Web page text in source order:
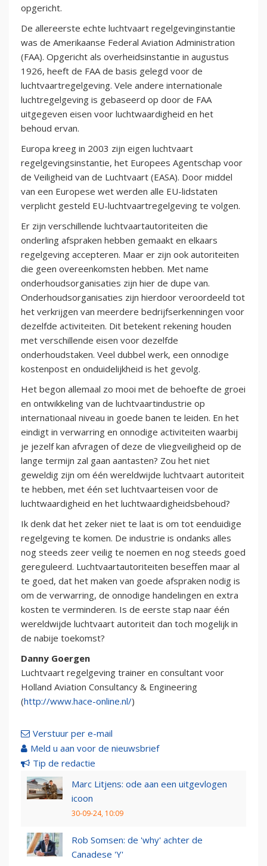
opgericht.
De allereerste echte luchtvaart regelgevinginstantie
was de Amerikaanse Federal Aviation Administration
(FAA). Opgericht als overheidsinstantie in augustus
1926, heeft de FAA de basis gelegd voor de
luchtvaartregelgeving. Vele andere internationale
luchtregelgeving is gebaseerd op door de FAA
uitgegeven eisen voor luchtwaardigheid en het
behoud ervan.
Europa kreeg in 2003 zijn eigen luchtvaart
regelgevingsinstantie, het Europees Agentschap voor
de Veiligheid van de Luchtvaart (EASA). Door middel
van een Europese wet werden alle EU-lidstaten
verplicht gesteld EU-luchtvaartregelgeving te volgen.
Er zijn verschillende luchtvaartautoriteiten die
onderling afspraken hebben gemaakt en elkaars
regelgeving accepteren. Maar er zijn ook autoriteiten
die geen overeenkomsten hebben. Met name
onderhoudsorganisaties zijn hier de dupe van.
Onderhoudsorganisaties zijn hierdoor veroordeeld tot
het verkrijgen van meerdere bedrijfserkenningen voor
dezelfde activiteiten. Dit betekent rekening houden
met verschillende eisen voor dezelfde
onderhoudstaken. Veel dubbel werk, een onnodige
kostenpost en onduidelijkheid is het gevolg.
Het begon allemaal zo mooi met de behoefte de groei
en ontwikkeling van de luchtvaartindustrie op
internationaal niveau in goede banen te leiden. En het
eindigt in verwarring en onnodige activiteiten waarbij
je jezelf kan afvragen of deze de vliegveiligheid op de
lange termijn zal gaan aantasten? Zou het niet
geweldig zijn om één wereldwijde luchtvaart autoriteit
te hebben, met één set luchtvaarteisen voor de
luchtwaardigheid en het luchtwaardigheidsbehoud?
Ik denk dat het zeker niet te laat is om tot eenduidige
regelgeving te komen. De industrie is ondanks alles
nog steeds zeer veilig te noemen en nog steeds goed
gereguleerd. Luchtvaartautoriteiten beseffen maar al
te goed, dat het maken van goede afspraken nodig is
om de verwarring, de onnodige handelingen en extra
kosten te verminderen. Is de eerste stap naar één
wereldwijde luchtvaart autoriteit dan toch mogelijk in
de nabije toekomst?
Danny Goergen
Luchtvaart regelgeving trainer en consultant voor
Holland Aviation Consultancy & Engineering
(http://www.hace-online.nl/)
Verstuur per e-mail
Meld u aan voor de nieuwsbrief
Tip de redactie
Marc Litjens: ode aan een uitgevlogen
icoon
30-09-24, 10:09
Rob Somsen: de 'why' achter de
Canadese 'Y'